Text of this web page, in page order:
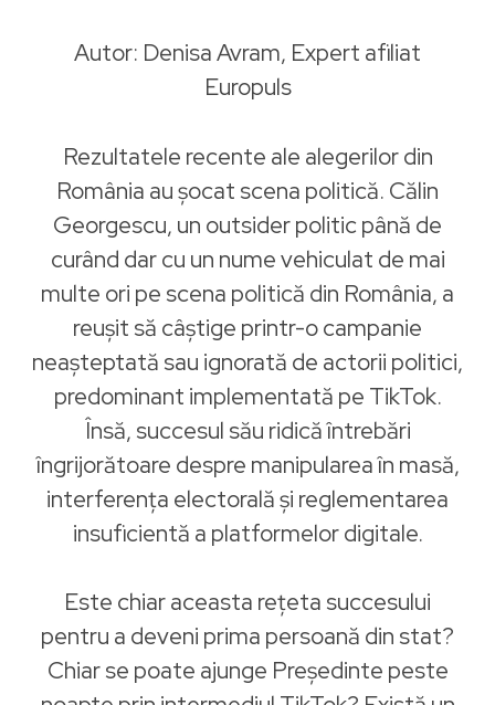
Autor: Denisa Avram, Expert afiliat
Europuls
Rezultatele recente ale alegerilor din
România au șocat scena politică. Călin
Georgescu, un outsider politic până de
curând dar cu un nume vehiculat de mai
multe ori pe scena politică din România, a
reușit să câștige printr-o campanie
neașteptată sau ignorată de actorii politici,
predominant implementată pe TikTok.
Însă, succesul său ridică întrebări
îngrijorătoare despre manipularea în masă,
interferența electorală și reglementarea
insuficientă a platformelor digitale.
Este chiar aceasta rețeta succesului
pentru a deveni prima persoană din stat?
Chiar se poate ajunge Președinte peste